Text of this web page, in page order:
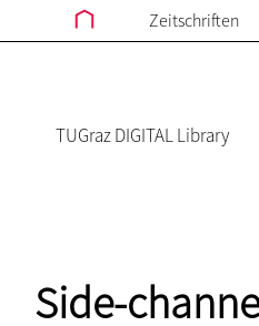
Zeitschriften
TUGraz DIGITAL Library
Side-